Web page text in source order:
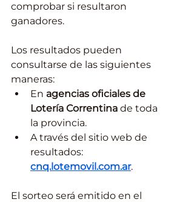
comprobar si resultaron
ganadores.
Los resultados pueden
consultarse de las siguientes
maneras:
En agencias oficiales de
Lotería Correntina de toda
la provincia.
A través del sitio web de
resultados:
cnq.lotemovil.com.ar.
El sorteo será emitido en el